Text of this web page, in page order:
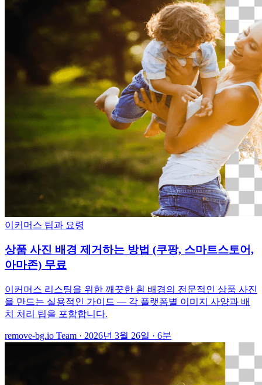
이커머스 팁과 요령
상품 사진 배경 제거하는 방법 (쿠팡, 스마트스토어,
아마존) 무료
이커머스 리스팅을 위한 깨끗한 흰 배경의 전문적인 상품 사진
을 만드는 실용적인 가이드 — 각 플랫폼별 이미지 사양과 배
치 처리 팁을 포함합니다.
remove-bg.io Team · 2026년 3월 26일 · 6분